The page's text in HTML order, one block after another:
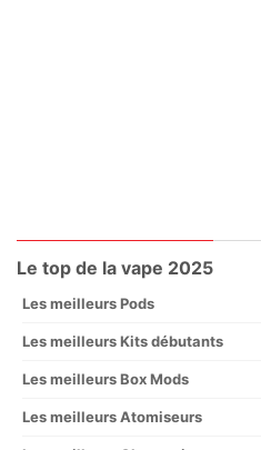
Le top de la vape 2025
Les meilleurs Pods
Les meilleurs Kits débutants
Les meilleurs Box Mods
Les meilleurs Atomiseurs